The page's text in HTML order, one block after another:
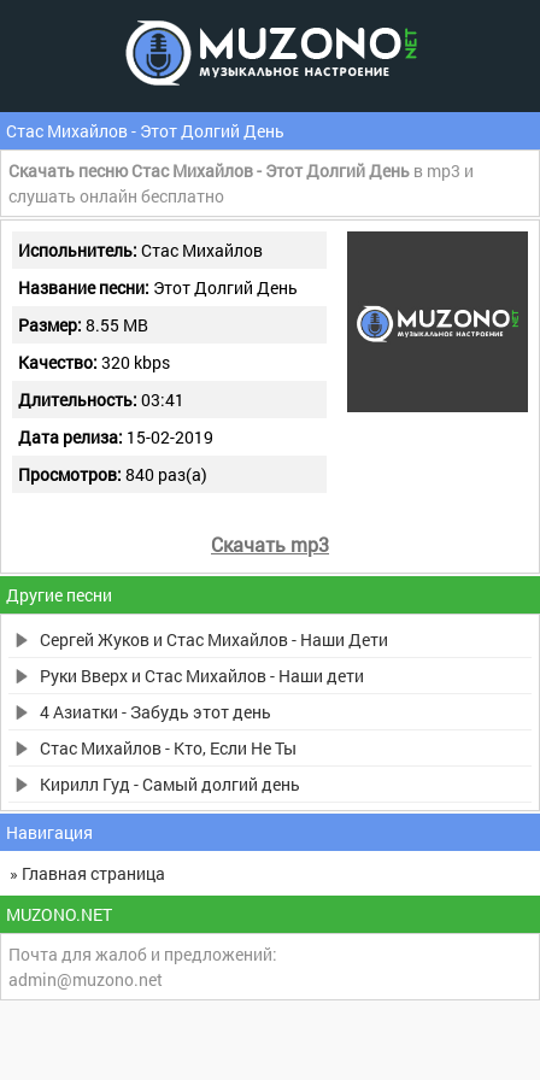
Стас Михайлов - Этот Долгий День
Скачать песню Стас Михайлов - Этот Долгий День в mp3 и
слушать онлайн бесплатно
Испольнитель: Стас Михайлов
Название песни: Этот Долгий День
Размер: 8.55 MB
Качество: 320 kbps
Длительность: 03:41
Дата релиза: 15-02-2019
Просмотров: 840 раз(а)
Скачать mp3
Другие песни
Сергей Жуков и Стас Михайлов - Наши Дети
Руки Вверх и Стас Михайлов - Наши дети
4 Азиатки - Забудь этот день
Стас Михайлов - Кто, Если Не Ты
Кирилл Гуд - Самый долгий день
Навигация
» Главная страница
MUZONO.NET
Почта для жалоб и предложений:
admin@muzono.net